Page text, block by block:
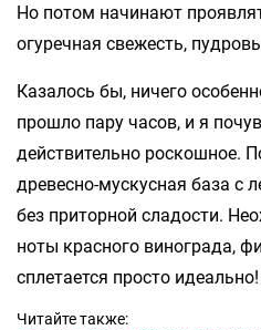
Но потом начинают
огуречная свежесть,
Казалось бы, ничего
прошло пару часов, и я
действительно роскошное.
древесно-мускусная база с
без приторной сладости.
ноты красного винограда,
сплетается просто идеально!
Читайте также: